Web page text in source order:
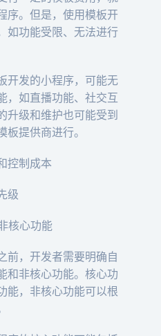
序。但是，使用模板开
如功能受限、无法进行
开发的小程序，可能无
，如直播功能、社交互
升级和维护也可能受到
提供商进行。
控制成本
级
核心功能
前，开发者需要明确自
和非核心功能。核心功
能，非核心功能可以根